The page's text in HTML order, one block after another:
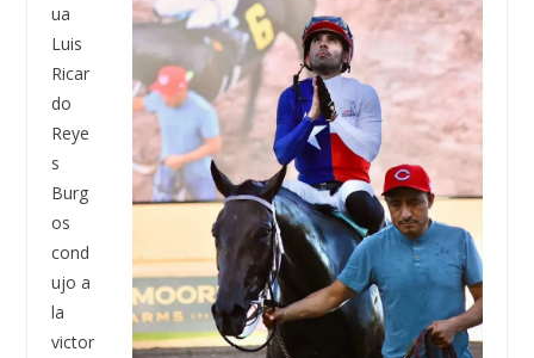
ua
Luis
Ricar
do
Reye
s
Burg
os
cond
ujo a
la
victor